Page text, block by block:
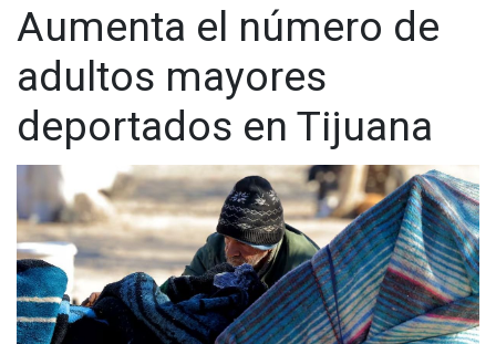
Romero, señaló que este proyecto es un homenaje
simbólico al número 12, que representa a la afición que une a
los países a través del fútbol, atravesando fronteras
restringidas y destacando la participación de comunidades
latinas en un deporte anglosajón.
En una de las fronteras más transitadas del mundo, Tijuana,
Aumenta el número de
adultos mayores
deportados en Tijuana